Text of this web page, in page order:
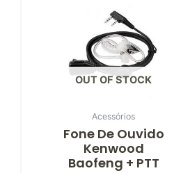
OUT OF STOCK
Acessórios
Fone De Ouvido
Kenwood
Baofeng + PTT